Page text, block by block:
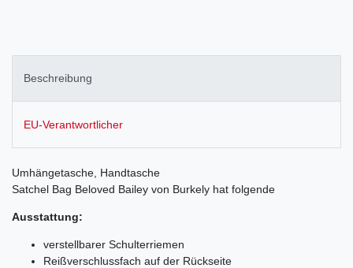
Beschreibung
EU-Verantwortlicher
Umhängetasche, Handtasche
Satchel Bag Beloved Bailey von Burkely hat folgende
Ausstattung:
verstellbarer Schulterriemen
Reißverschlussfach auf der Rückseite